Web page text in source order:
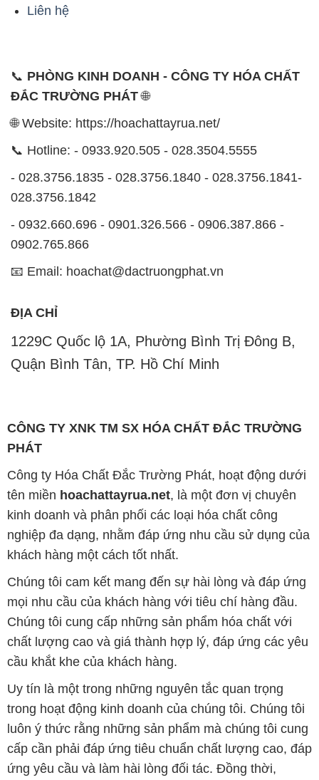
Liên hệ
📞 PHÒNG KINH DOANH - CÔNG TY HÓA CHẤT
ĐẮC TRƯỜNG PHÁT🌐
🌐 Website: https://hoachattayrua.net/
📞 Hotline: - 0933.920.505 - 028.3504.5555
- 028.3756.1835 - 028.3756.1840 - 028.3756.1841-
028.3756.1842
- 0932.660.696 - 0901.326.566 - 0906.387.866 -
0902.765.866
📧 Email: hoachat@dactruongphat.vn
ĐỊA CHỈ
1229C Quốc lộ 1A, Phường Bình Trị Đông B,
Quận Bình Tân, TP. Hồ Chí Minh
CÔNG TY XNK TM SX HÓA CHẤT ĐẮC TRƯỜNG
PHÁT
Công ty Hóa Chất Đắc Trường Phát, hoạt động dưới
tên miền hoachattayrua.net, là một đơn vị chuyên
kinh doanh và phân phối các loại hóa chất công
nghiệp đa dạng, nhằm đáp ứng nhu cầu sử dụng của
khách hàng một cách tốt nhất.
Chúng tôi cam kết mang đến sự hài lòng và đáp ứng
mọi nhu cầu của khách hàng với tiêu chí hàng đầu.
Chúng tôi cung cấp những sản phẩm hóa chất với
chất lượng cao và giá thành hợp lý, đáp ứng các yêu
cầu khắt khe của khách hàng.
Uy tín là một trong những nguyên tắc quan trọng
trong hoạt động kinh doanh của chúng tôi. Chúng tôi
luôn ý thức rằng những sản phẩm mà chúng tôi cung
cấp cần phải đáp ứng tiêu chuẩn chất lượng cao, đáp
ứng yêu cầu và làm hài lòng đối tác. Đồng thời,